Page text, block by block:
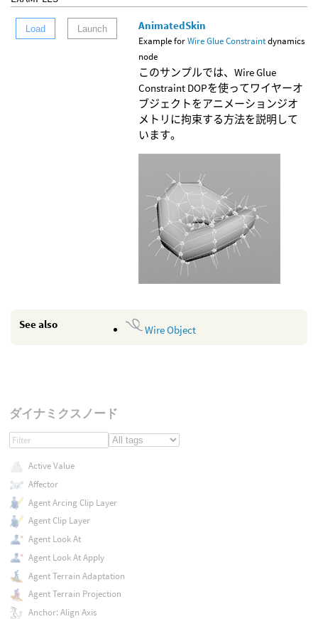
Load Launch AnimatedSkin
Example forWire Glue Constraintdynamics
node
このサンプルでは、Wire Glue
Constraint DOPを使ってワイヤーオ
ブジェクトをアニメーションジオ
メトリに拘束する方法を説明して
います。
See also Wire Object
ダイナミクスノード
Active Value
Affector
Agent Arcing Clip Layer
Agent Clip Layer
Agent Look At
Agent Look At Apply
Agent Terrain Adaptation
Agent Terrain Projection
Anchor: Align Axis